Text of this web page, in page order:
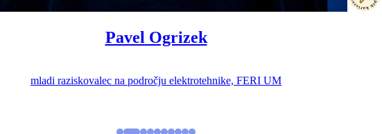
Pavel Ogrizek
mladi raziskovalec na področju elektrotehnike, FERI UM